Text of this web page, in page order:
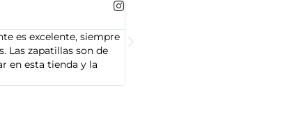
es excelente, siempre
Las zapatillas son de
en esta tienda y la